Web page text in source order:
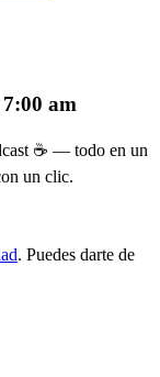
am
☕ — todo en un
un clic.
. Puedes darte de